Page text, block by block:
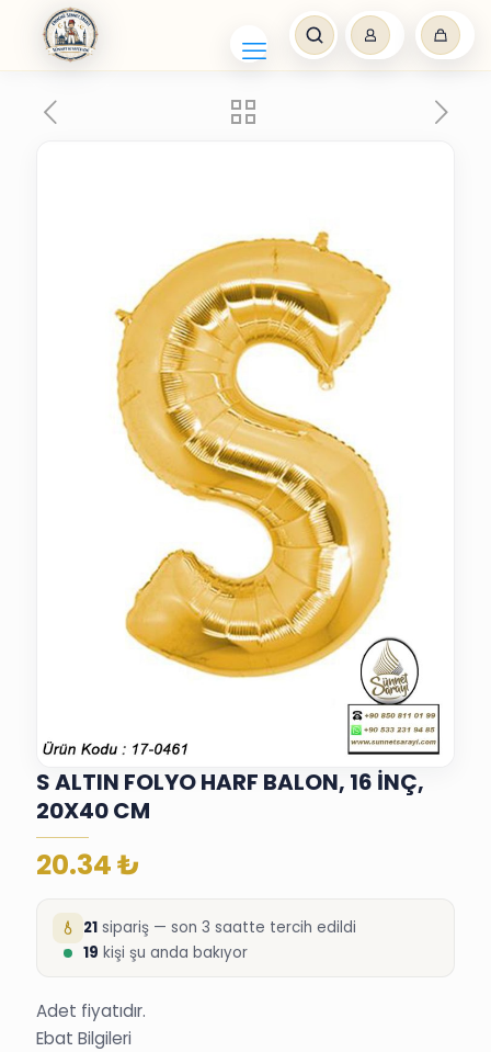
S ALTIN FOLYO HARF BALON, 16 İNÇ,
20X40 CM
20.34₺
21 sipariş — son 3 saatte tercih edildi
19 kişi şu anda bakıyor
Adet fiyatıdır.
Ebat Bilgileri